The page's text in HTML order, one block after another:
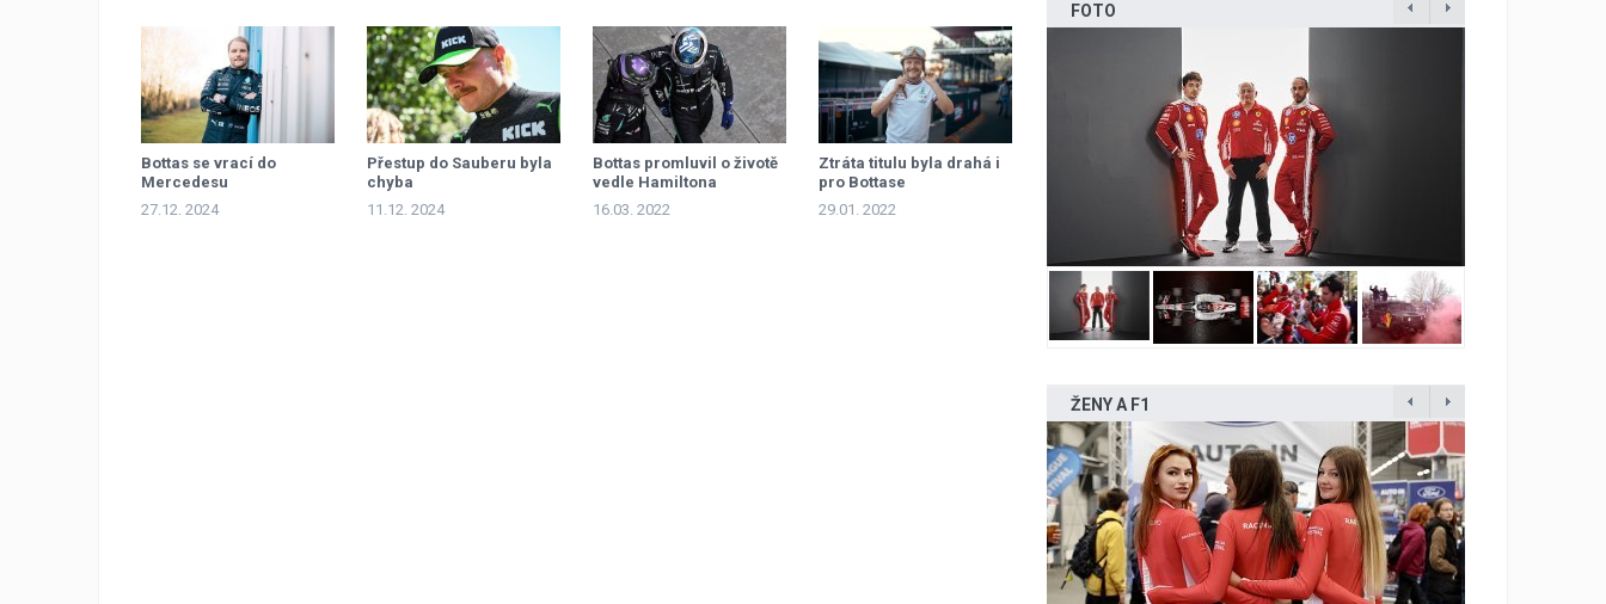
Bottas se vrací do
Mercedesu
27.12. 2024
Přestup do Sauberu byla
chyba
11.12. 2024
Bottas promluvil o životě
vedle Hamiltona
16.03. 2022
Ztráta titulu byla drahá i
pro Bottase
29.01. 2022
FOTO
ŽENY A F1